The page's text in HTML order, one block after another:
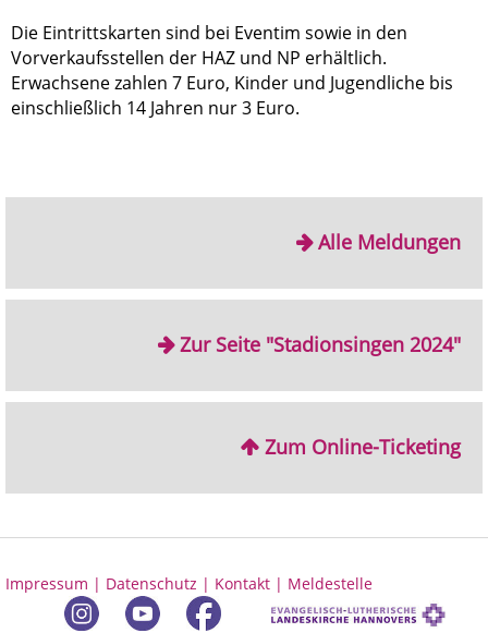
Die Eintrittskarten sind bei Eventim sowie in den
Vorverkaufsstellen der HAZ und NP erhältlich.
Erwachsene zahlen 7 Euro, Kinder und Jugendliche bis
einschließlich 14 Jahren nur 3 Euro.
Alle Meldungen
Zur Seite "Stadionsingen 2024"
Zum Online-Ticketing
Impressum | Datenschutz | Kontakt | Meldestelle